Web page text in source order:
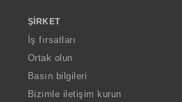
ŞIRKET
İş fırsatları
Ortak olun
Basın bilgileri
Bizimle iletişim kurun